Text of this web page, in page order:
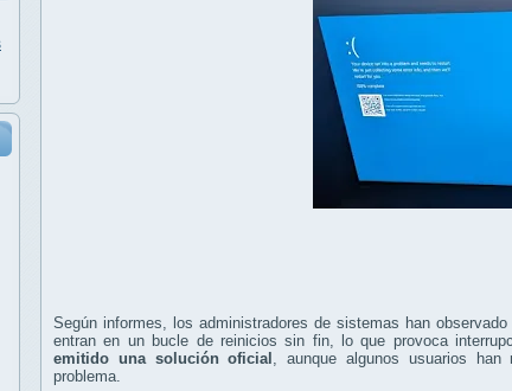
Según informes, los administradores de sistemas han
entran en un bucle de reinicios sin fin, lo que provoca
emitido una solución oficial
, aunque algunos usuarios
problema.